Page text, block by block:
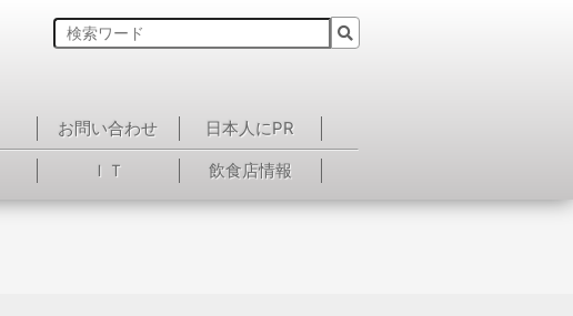
お問い合わせ
日本人にPR
ＩＴ 飲食店情報